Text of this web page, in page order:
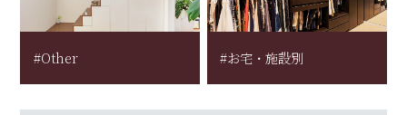
#Other #お宅・施設別